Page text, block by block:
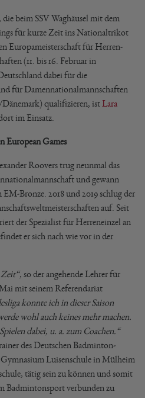
beim SSV Waghäusel mit dem
für kurze Zeit ins Nationaltrikot
Europameisterschaft für Herren-
(11. bis 16. Februar in
dabei für die
für Damennationalmannschaften
qualifizieren, ist Lara
im Einsatz.
European Games
Roovers trug neunmal das
und gewann
Bronze. 2018 und 2019 schlug der
auf. Seit
der Spezialist für Herreneinzel an
er sich nach wie vor in der
Zeit“, so der angehende Lehrer für
mit seinem Referendariat
konnte ich in dieser Saison
wohl auch keines mehr machen.
dabei, u. a. zum Coachen.“
des Deutschen Badminton-
Gymnasium Luisenschule in Mülheim
tätig sein zu können und somit
Badmintonsport verbunden zu